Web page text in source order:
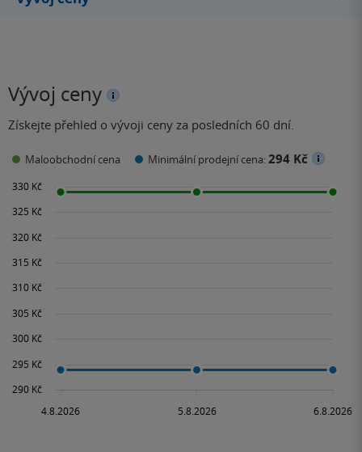
Vývoj ceny
Získejte přehled o vývoji ceny za posledních 60 dní.
Maloobchodní cena Minimální prodejní cena:294 Kč